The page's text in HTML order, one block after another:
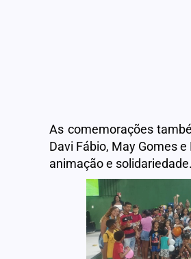
As comemorações
Davi Fábio, May Gomes
animação e solidariedade.